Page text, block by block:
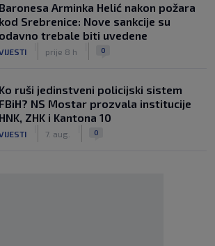
Baronesa Arminka Helić nakon požara
kod Srebrenice: Nove sankcije su
odavno trebale biti uvedene
prije 8 h 0
Ko ruši jedinstveni policijski sistem
FBiH? NS Mostar prozvala institucije
HNK, ZHK i Kantona 10
7. aug. 0